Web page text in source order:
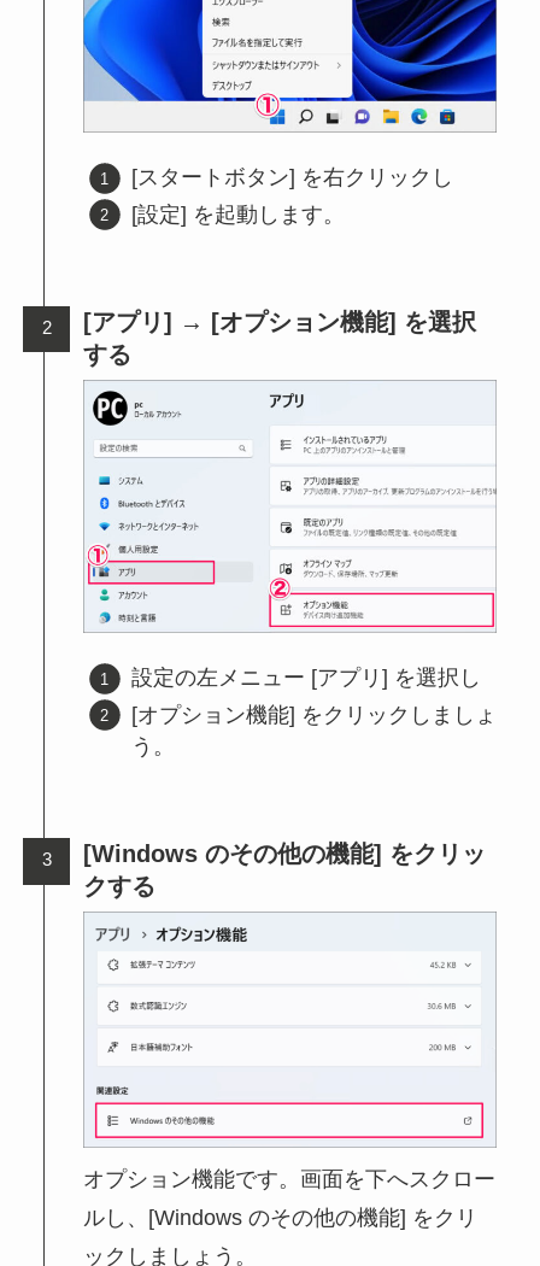
[スタートボタン] を右クリックし
[設定] を起動します。
[アプリ] → [オプション機能] を選択
する
設定の左メニュー [アプリ] を選択し
[オプション機能] をクリックしましょ
う。
[Windows のその他の機能] をクリッ
クする
オプション機能です。画面を下へスクロー
ルし、[Windows のその他の機能] をクリ
ックしましょう。